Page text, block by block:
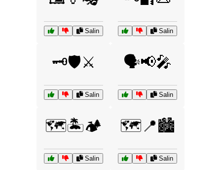
Salin Salin
🗝️🛡️⚔️
Salin
🗣️📢🎤
Salin
🗺️🏝️🏕️
Salin
🗺️📍🏙️
Salin